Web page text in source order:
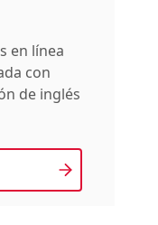
en línea
con
de inglés